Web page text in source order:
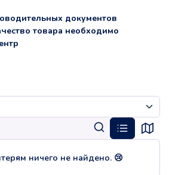
документов
товара необходимо
ничего не найдено. 😢